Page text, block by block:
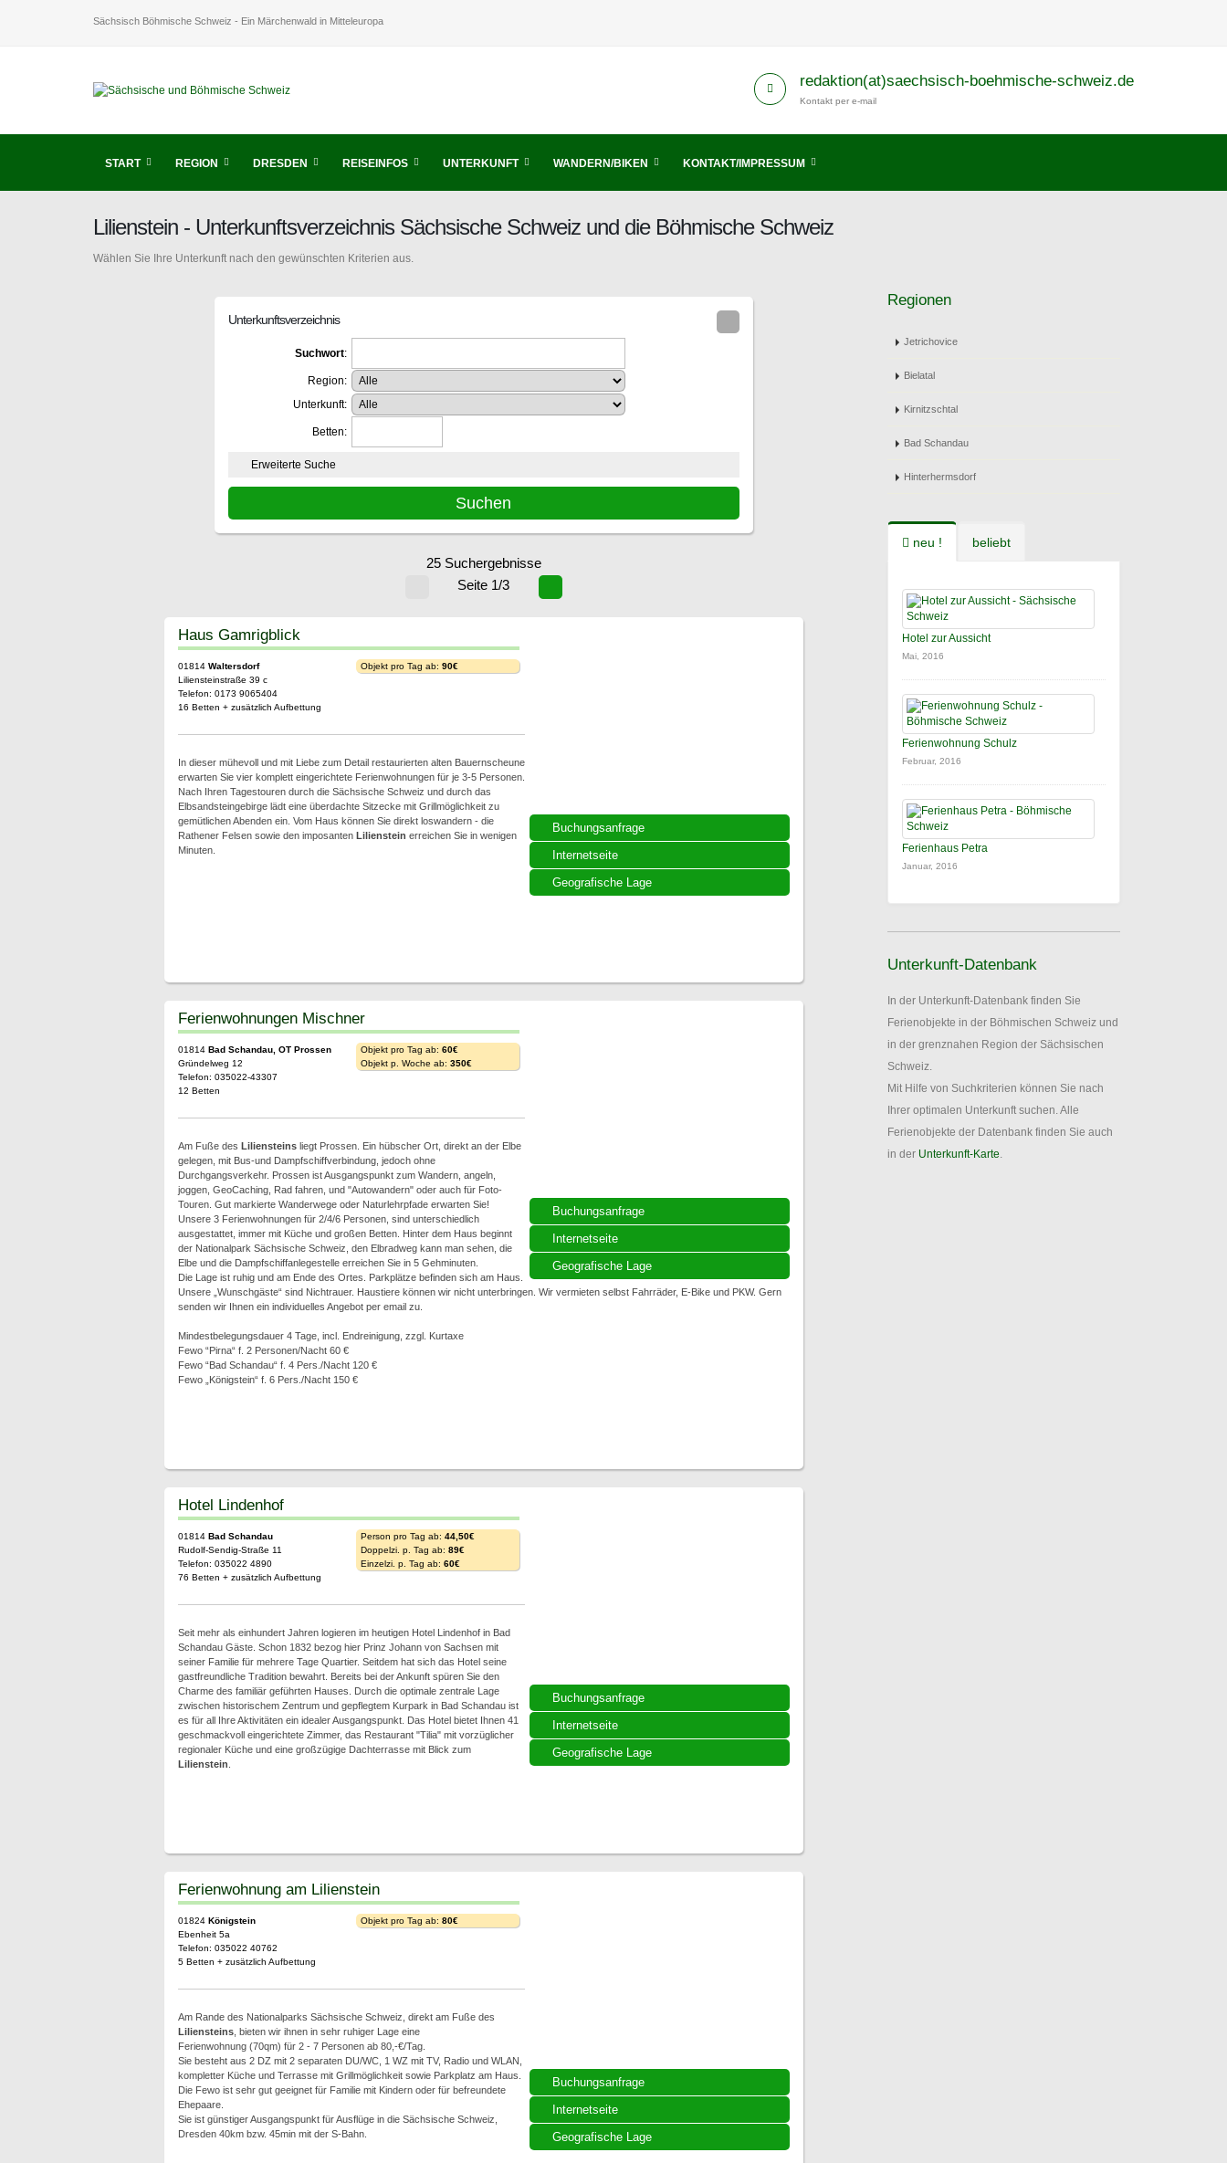
Sächsisch Böhmische Schweiz - Ein Märchenwald in Mitteleuropa
redaktion(at)saechsisch-boehmische-schweiz.de
Kontakt per e-mail
START REGION DRESDEN REISEINFOS UNTERKUNFT WANDERN/BIKEN KONTAKT/IMPRESSUM
Lilienstein - Unterkunftsverzeichnis Sächsische Schweiz und die Böhmische Schweiz
Wählen Sie Ihre Unterkunft nach den gewünschten Kriterien aus.
Unterkunftsverzeichnis
Suchwort:
Region:
Unterkunft:
Betten:
Erweiterte Suche
25 Suchergebnisse
Seite 1/3
Buchungsanfrage
Internetseite
Geografische Lage
Haus Gamrigblick
01814 Waltersdorf
Liliensteinstraße 39 c
Telefon: 0173 9065404
16 Betten + zusätzlich Aufbettung
Objekt pro Tag ab: 90€
In dieser mühevoll und mit Liebe zum Detail restaurierten alten Bauernscheune
erwarten Sie vier komplett eingerichtete Ferienwohnungen für je 3-5 Personen.
Nach Ihren Tagestouren durch die Sächsische Schweiz und durch das
Elbsandsteingebirge lädt eine überdachte Sitzecke mit Grillmöglichkeit zu
gemütlichen Abenden ein. Vom Haus können Sie direkt loswandern - die
Rathener Felsen sowie den imposanten Lilienstein erreichen Sie in wenigen
Minuten.
Buchungsanfrage
Internetseite
Geografische Lage
Ferienwohnungen Mischner
01814 Bad Schandau, OT Prossen
Gründelweg 12
Telefon: 035022-43307
12 Betten
Objekt pro Tag ab: 60€
Objekt p. Woche ab: 350€
Am Fuße des Liliensteinsliegt Prossen. Ein hübscher Ort, direkt an der Elbe
gelegen, mit Bus-und Dampfschiffverbindung, jedoch ohne
Durchgangsverkehr. Prossen ist Ausgangspunkt zum Wandern, angeln,
joggen, GeoCaching, Rad fahren, und "Autowandern" oder auch für Foto-
Touren. Gut markierte Wanderwege oder Naturlehrpfade erwarten Sie!
Unsere 3 Ferienwohnungen für 2/4/6 Personen, sind unterschiedlich
ausgestattet, immer mit Küche und großen Betten. Hinter dem Haus beginnt
der Nationalpark Sächsische Schweiz, den Elbradweg kann man sehen, die
Elbe und die Dampfschiffanlegestelle erreichen Sie in 5 Gehminuten.
Die Lage ist ruhig und am Ende des Ortes. Parkplätze befinden sich am Haus.
Unsere „Wunschgäste“ sind Nichtrauer. Haustiere können wir nicht unterbringen. Wir vermieten selbst Fahrräder, E-Bike und PKW. Gern
senden wir Ihnen ein individuelles Angebot per email zu.
Mindestbelegungsdauer 4 Tage, incl. Endreinigung, zzgl. Kurtaxe
Fewo “Pirna“ f. 2 Personen/Nacht 60 €
Fewo “Bad Schandau“ f. 4 Pers./Nacht 120 €
Fewo „Königstein“ f. 6 Pers./Nacht 150 €
Buchungsanfrage
Internetseite
Geografische Lage
Hotel Lindenhof
01814 Bad Schandau
Rudolf-Sendig-Straße 11
Telefon: 035022 4890
76 Betten + zusätzlich Aufbettung
Person pro Tag ab: 44,50€
Doppelzi. p. Tag ab: 89€
Einzelzi. p. Tag ab: 60€
Seit mehr als einhundert Jahren logieren im heutigen Hotel Lindenhof in Bad
Schandau Gäste. Schon 1832 bezog hier Prinz Johann von Sachsen mit
seiner Familie für mehrere Tage Quartier. Seitdem hat sich das Hotel seine
gastfreundliche Tradition bewahrt. Bereits bei der Ankunft spüren Sie den
Charme des familiär geführten Hauses. Durch die optimale zentrale Lage
zwischen historischem Zentrum und gepflegtem Kurpark in Bad Schandau ist
es für all Ihre Aktivitäten ein idealer Ausgangspunkt. Das Hotel bietet Ihnen 41
geschmackvoll eingerichtete Zimmer, das Restaurant "Tilia" mit vorzüglicher
regionaler Küche und eine großzügige Dachterrasse mit Blick zum
Lilienstein
Buchungsanfrage
Internetseite
Geografische Lage
Ferienwohnung am Lilienstein
01824 Königstein
Ebenheit 5a
Telefon: 035022 40762
5 Betten + zusätzlich Aufbettung
Objekt pro Tag ab: 80€
Am Rande des Nationalparks Sächsische Schweiz, direkt am Fuße des
Liliensteins, bieten wir ihnen in sehr ruhiger Lage eine
Ferienwohnung (70qm) für 2 - 7 Personen ab 80,-€/Tag.
Sie besteht aus 2 DZ mit 2 separaten DU/WC, 1 WZ mit TV, Radio und WLAN,
kompletter Küche und Terrasse mit Grillmöglichkeit sowie Parkplatz am Haus.
Die Fewo ist sehr gut geeignet für Familie mit Kindern oder für befreundete
Ehepaare.
Sie ist günstiger Ausgangspunkt für Ausflüge in die Sächsische Schweiz,
Dresden 40km bzw. 45min mit der S-Bahn.
Regionen
Jetrichovice
Bielatal
Kirnitzschtal
Bad Schandau
Hinterhermsdorf
neu ! beliebt
Hotel zur Aussicht
Mai, 2016
Ferienwohnung Schulz
Februar, 2016
Ferienhaus Petra
Januar, 2016
Unterkunft-Datenbank
In der Unterkunft-Datenbank finden Sie
Ferienobjekte in der Böhmischen Schweiz und
in der grenznahen Region der Sächsischen
Schweiz.
Mit Hilfe von Suchkriterien können Sie nach
Ihrer optimalen Unterkunft suchen. Alle
Ferienobjekte der Datenbank finden Sie auch
in der Unterkunft-Karte.